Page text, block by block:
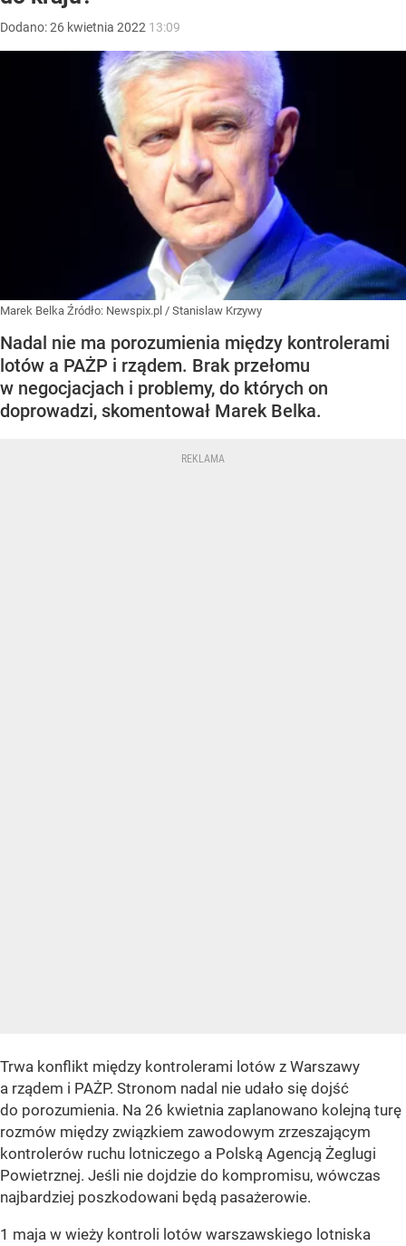
Dodano:26 kwietnia 2022 13:09
Marek Belka Źródło: Newspix.pl / Stanislaw Krzywy
Nadal nie ma porozumienia między kontrolerami
lotów a PAŻP i rządem. Brak przełomu
w negocjacjach i problemy, do których on
doprowadzi, skomentował Marek Belka.
Trwa konflikt między kontrolerami lotów z Warszawy
a rządem i PAŻP. Stronom nadal nie udało się dojść
do porozumienia. Na 26 kwietnia zaplanowano kolejną turę
rozmów między związkiem zawodowym zrzeszającym
kontrolerów ruchu lotniczego a Polską Agencją Żeglugi
Powietrznej. Jeśli nie dojdzie do kompromisu, wówczas
najbardziej poszkodowani będą pasażerowie.
1 maja w wieży kontroli lotów warszawskiego lotniska